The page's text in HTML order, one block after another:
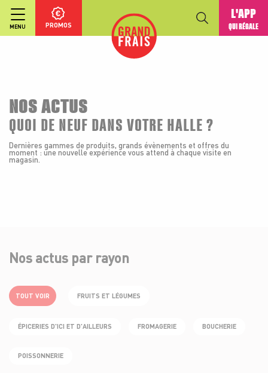
MENU PROMOS
L'APP
QUI RÉGALE
NOS ACTUS
QUOI DE NEUF DANS VOTRE HALLE ?
Dernières gammes de produits, grands évènements et offres du
moment : une nouvelle expérience vous attend à chaque visite en
magasin.
Nos actus par rayon
TOUT VOIR FRUITS ET LÉGUMES
ÉPICERIES D'ICI ET D'AILLEURS FROMAGERIE BOUCHERIE
POISSONNERIE